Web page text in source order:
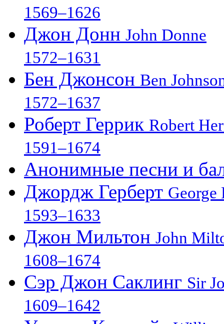
1569–1626
Джон Донн John Donne
1572–1631
Бен Джонсон Ben
1572–1637
Роберт Геррик Robert
1591–1674
Анонимные песни и
Джордж Герберт George
1593–1633
Джон Мильтон John
1608–1674
Сэр Джон Саклинг Sir
1609–1642